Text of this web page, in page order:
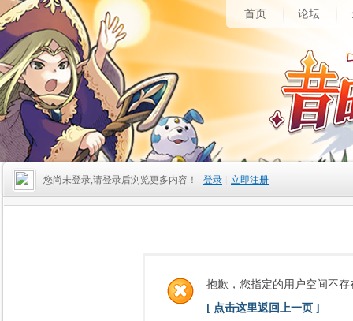
首页 论坛
您尚未登录,请登录后浏览更多内容！ 登录 立即注册
抱歉，您指定的用户空间不存
[ 点击这里返回上一页 ]